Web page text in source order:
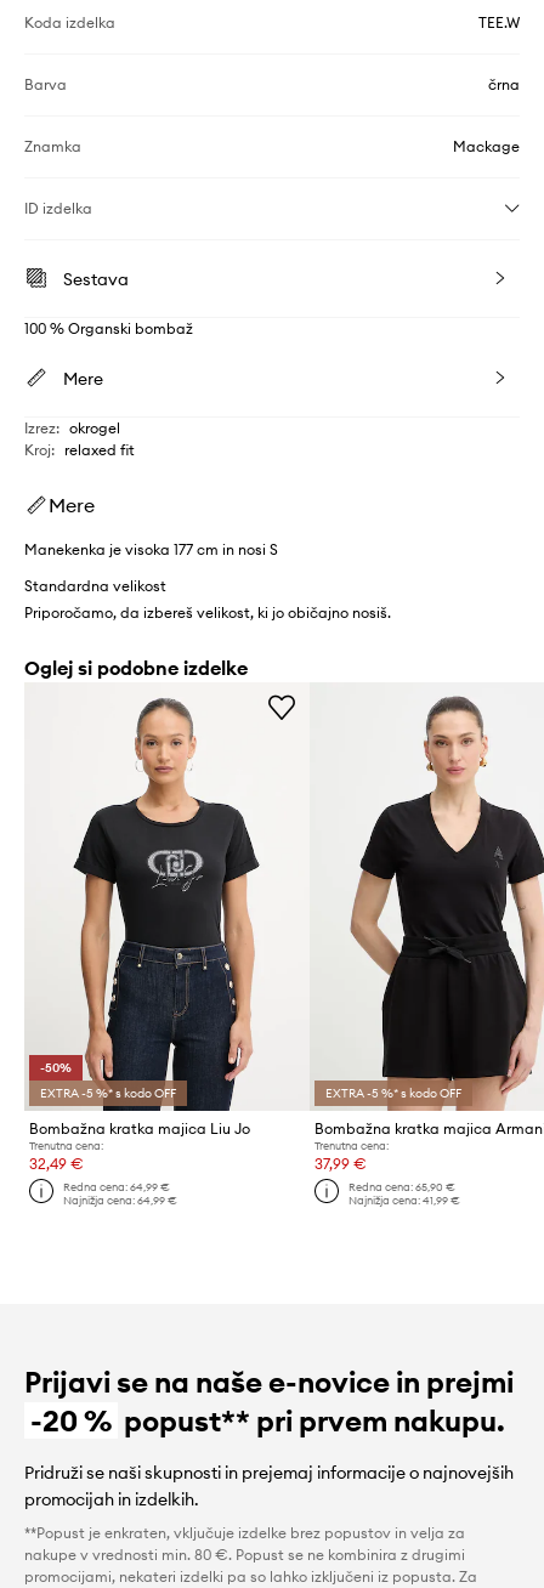
Koda izdelka TEE.W
Barva črna
Znamka Mackage
ID izdelka
Sestava
100 % Organski bombaž
Mere
Izrez: okrogel
Kroj: relaxed fit
Mere
Manekenka je visoka 177 cm in nosi S
Standardna velikost
Priporočamo, da izbereš velikost, ki jo običajno nosiš.
Oglej si podobne izdelke
-50%
EXTRA -5 %* s kodo OFF
Bombažna kratka majica Liu Jo
Trenutna cena:
32,49 €
Redna cena:64,99 €
Najnižja cena:64,99 €
EXTRA -5 %* s kodo OFF
Trenutna cena:
37,99 €
Redna cena: 65,90 €
Najnižja cena: 41,99 €
Prijavi se na naše e-novice in prejmi
-20 % popust** pri prvem nakupu.
Pridruži se naši skupnosti in prejemaj informacije o najnovejših
promocijah in izdelkih.
**Popust je enkraten, vključuje izdelke brez popustov in velja za
nakupe v vrednosti min. 80 €. Popust se ne kombinira z drugimi
promocijami, nekateri izdelki pa so lahko izključeni iz popusta. Za